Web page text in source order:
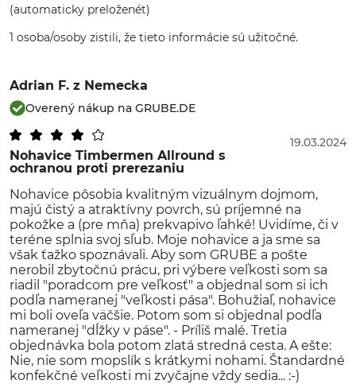
(automaticky preloženét)
1 osoba/osoby zistili, že tieto informácie sú užitočné.
Adrian F. z Nemecka
Overený nákup na GRUBE.DE
Nohavice Timbermen Allround s
ochranou proti prerezaniu
19.03.2024
Nohavice pôsobia kvalitným vizuálnym dojmom,
majú čistý a atraktívny povrch, sú príjemné na
pokožke a (pre mňa) prekvapivo ľahké! Uvidíme, či v
teréne splnia svoj sľub. Moje nohavice a ja sme sa
však ťažko spoznávali. Aby som GRUBE a pošte
nerobil zbytočnú prácu, pri výbere veľkosti som sa
riadil "poradcom pre veľkosť" a objednal som si ich
podľa nameranej "veľkosti pása". Bohužiaľ, nohavice
mi boli oveľa väčšie. Potom som si objednal podľa
nameranej "dĺžky v páse". - Príliš malé. Tretia
objednávka bola potom zlatá stredná cesta. A ešte:
Nie, nie som mopslík s krátkymi nohami. Štandardné
konfekčné veľkosti mi zvyčajne vždy sedia... :-)